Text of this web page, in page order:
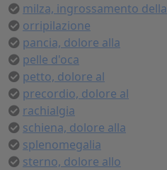
milza, ingrossamento della
orripilazione
pancia, dolore alla
pelle d'oca
petto, dolore al
precordio, dolore al
rachialgia
schiena, dolore alla
splenomegalia
sterno, dolore allo